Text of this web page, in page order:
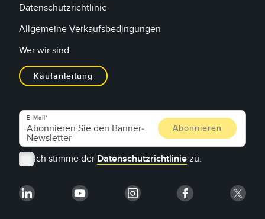
Datenschutzrichtlinie
Allgemeine Verkaufsbedingungen
Wer wir sind
Kaufanleitung
E-Mail
Ich stimme der Datenschutzrichtlinie zu.